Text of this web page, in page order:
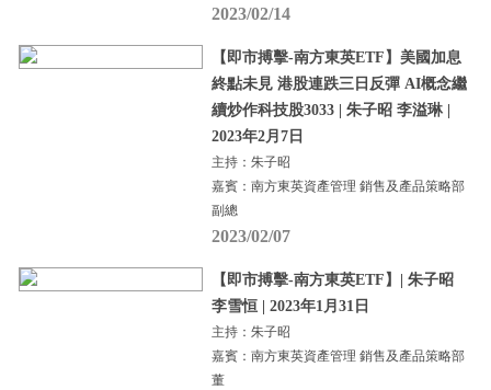
2023/02/14
【即市搏擊-南方東英ETF】美國加息
終點未見 港股連跌三日反彈 AI概念繼
續炒作科技股3033 | 朱子昭 李溢琳 |
2023年2月7日
主持：朱子昭
嘉賓：南方東英資產管理 銷售及產品策略部
副總
2023/02/07
【即市搏擊-南方東英ETF】| 朱子昭
李雪恒 | 2023年1月31日
主持：朱子昭
嘉賓：南方東英資產管理 銷售及產品策略部
董